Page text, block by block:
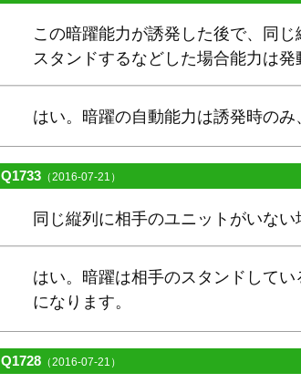
この暗躍能力が誘発した後で、同
スタンドするなどした場合能力は発
はい。暗躍の自動能力は誘発時のみ
Q1733 （2016-07-21）
同じ縦列に相手のユニットがいな
はい。暗躍は相手のスタンドして
になります。
Q1728 （2016-07-21）